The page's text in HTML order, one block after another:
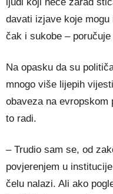
davati izjave koje
čak i sukobe –
Na opasku da su
mnogo više lijepih
obaveza na evropskom
to radi.
– Trudio sam se, od
povjerenjem u
čelu nalazi. Ali ako